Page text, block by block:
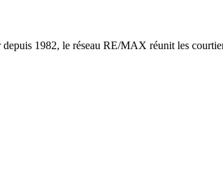
1982, le réseau RE/MAX réunit les